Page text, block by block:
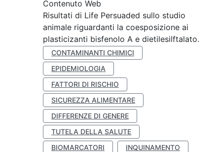
Contenuto Web
Risultati di Life Persuaded sullo studio
animale riguardanti la coesposizione ai
plasticizanti bisfenolo A e dietilesilftalato.
CONTAMINANTI CHIMICI
EPIDEMIOLOGIA
FATTORI DI RISCHIO
SICUREZZA ALIMENTARE
DIFFERENZE DI GENERE
TUTELA DELLA SALUTE
BIOMARCATORI
INQUINAMENTO